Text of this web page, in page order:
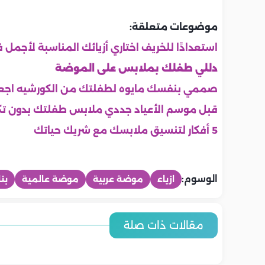
موضوعات متعلقة:
استعدادًا للخريف اختاري أزيائك المناسبة
دللي طفلك بملابس على الموضة
صممي بنفسك مايوه لطفلتك من الكورشيه
قبل موسم الأعياد جددي ملابس طفلتك بدون
5 أفكار لتنسيق ملابسك مع شريك حياتك
الوسوم: ازياء موضة عربية موضة عالمية
مقالات ذات صلة
6 إشارات مبكرة لمشكلات النطق
يجب مراقبتها قبل عمر 4 سنوات
5 أطعمة يومية تقوي مناعة
طفلك.. دليل غذائي لصحة أفضل
ألعاب
ولادى
أسباب التمرد عند المراهقين وطرق